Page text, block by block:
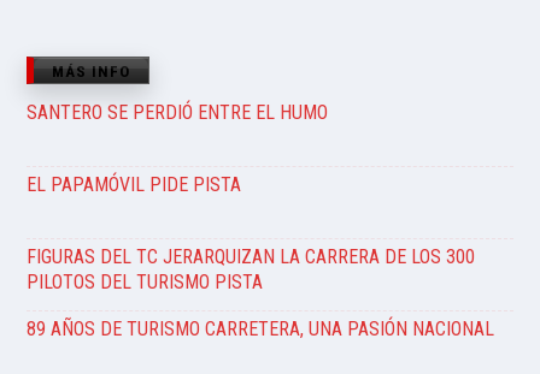
MÁS INFO
SANTERO SE PERDIÓ ENTRE EL HUMO
EL PAPAMÓVIL PIDE PISTA
FIGURAS DEL TC JERARQUIZAN LA CARRERA DE LOS 300
PILOTOS DEL TURISMO PISTA
89 AÑOS DE TURISMO CARRETERA, UNA PASIÓN NACIONAL